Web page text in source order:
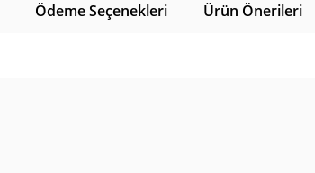
Ödeme Seçenekleri Ürün Önerileri